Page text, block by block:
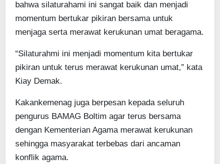
bahwa silaturahami ini sangat baik dan menjadi
momentum bertukar pikiran bersama untuk
menjaga serta merawat kerukunan umat beragama.
“Silaturahmi ini menjadi momentum kita bertukar
pikiran untuk terus merawat kerukunan umat,” kata
Kiay Demak.
Kakankemenag juga berpesan kepada seluruh
pengurus BAMAG Boltim agar terus bersama
dengan Kementerian Agama merawat kerukunan
sehingga masyarakat terbebas dari ancaman
konflik agama.